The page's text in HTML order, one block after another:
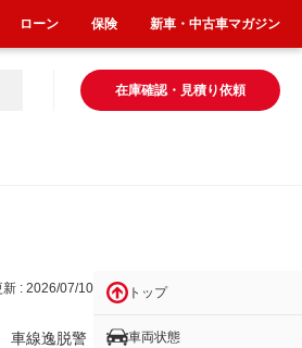
在庫確認・見積り依頼
新 : 2026/07/10
線逸脱警
トップ
車両状態
ローン 保険 新車・中古車マガジン